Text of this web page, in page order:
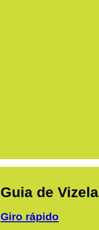
Guia de Vizela
Giro rápido